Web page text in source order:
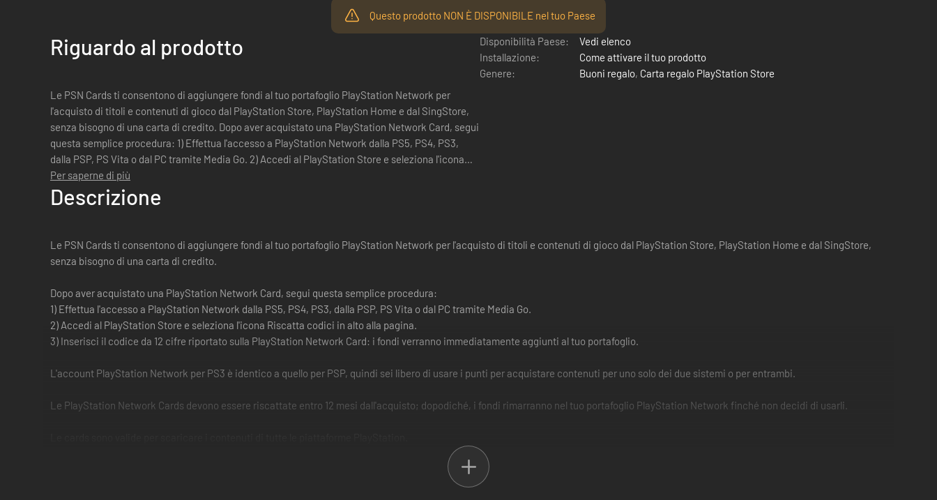
Questo prodotto NON È DISPONIBILE nel tuo Paese
Riguardo al prodotto
Le PSN Cards ti consentono di aggiungere fondi al tuo portafoglio PlayStation Network per
l'acquisto di titoli e contenuti di gioco dal PlayStation Store, PlayStation Home e dal SingStore,
senza bisogno di una carta di credito. Dopo aver acquistato una PlayStation Network Card, segui
questa semplice procedura: 1) Effettua l'accesso a PlayStation Network dalla PS5, PS4, PS3,
dalla PSP, PS Vita o dal PC tramite Media Go. 2) Accedi al PlayStation Store e seleziona l'icona
Riscatta codici in al...
Per saperne di più
Disponibilità Paese:
Vedi elenco
Installazione:
Come attivare il tuo prodotto
Genere:
Buoni regalo, Carta regalo PlayStation Store
Descrizione
Le PSN Cards ti consentono di aggiungere fondi al tuo portafoglio PlayStation Network per l'acquisto di titoli e contenuti di gioco dal PlayStation Store, PlayStation Home e dal SingStore,
senza bisogno di una carta di credito.
Dopo aver acquistato una PlayStation Network Card, segui questa semplice procedura:
1) Effettua l'accesso a PlayStation Network dalla PS5, PS4, PS3, dalla PSP, PS Vita o dal PC tramite Media Go.
2) Accedi al PlayStation Store e seleziona l'icona Riscatta codici in alto alla pagina.
3) Inserisci il codice da 12 cifre riportato sulla PlayStation Network Card: i fondi verranno immediatamente aggiunti al tuo portafoglio.
L'account PlayStation Network per PS3 è identico a quello per PSP, quindi sei libero di usare i punti per acquistare contenuti per uno solo dei due sistemi o per entrambi.
Le PlayStation Network Cards devono essere riscattate entro 12 mesi dall'acquisto; dopodiché, i fondi rimarranno nel tuo portafoglio PlayStation Network finché non decidi di usarli.